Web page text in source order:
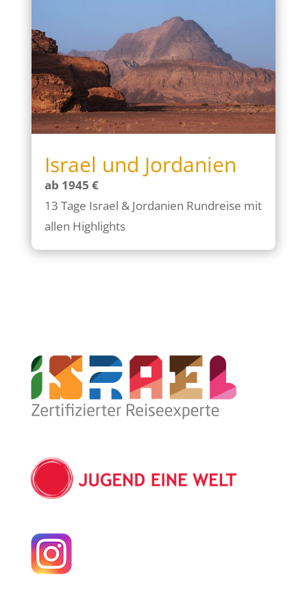
Israel und Jordanien
ab 1945 €
13 Tage Israel & Jordanien Rundreise mit
allen Highlights